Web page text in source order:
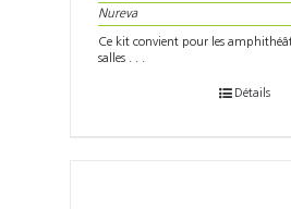
Nureva
Ce kit convient pour les
salles . . .
Détails